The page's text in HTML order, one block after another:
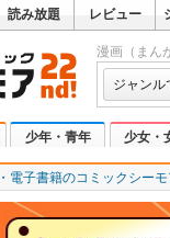
読み放題 レビュー
漫画（まん
ジャンル
少年・青年 少女・
電子書籍のコミックシー